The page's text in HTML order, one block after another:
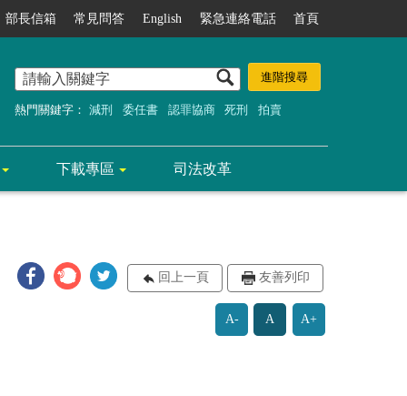
部長信箱 常見問答 English 緊急連絡電話 首頁
熱門關鍵字： 減刑 委任書 認罪協商 死刑 拍賣
下載專區 司法改革
回上一頁 友善列印
A- A A+